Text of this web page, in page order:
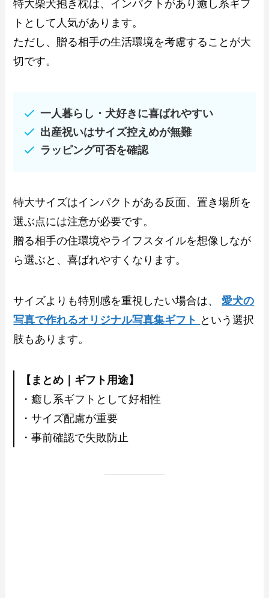
特大柴犬抱き枕は、インパクトがあり癒し系ギフ
トとして人気があります。
ただし、贈る相手の生活環境を考慮することが大
切です。
一人暮らし・犬好きに喜ばれやすい
出産祝いはサイズ控えめが無難
ラッピング可否を確認
特大サイズはインパクトがある反面、置き場所を
選ぶ点には注意が必要です。
贈る相手の住環境やライフスタイルを想像しなが
ら選ぶと、喜ばれやすくなります。
サイズよりも特別感を重視したい場合は、愛犬の
写真で作れるオリジナル写真集ギフト という選択
肢もあります。
【まとめ｜ギフト用途】
・癒し系ギフトとして好相性
・サイズ配慮が重要
・事前確認で失敗防止